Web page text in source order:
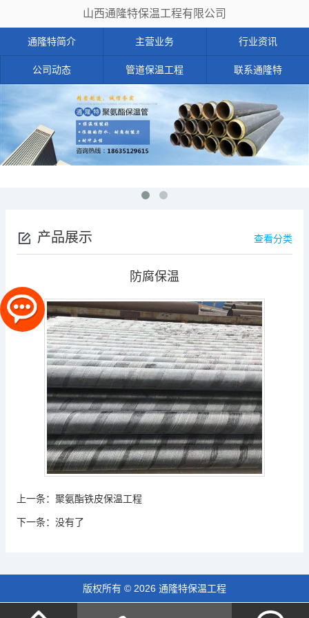
山西通隆特保温工程有限公司
通隆特简介 主营业务 行业资讯
公司动态 管道保温工程 联系通隆特
产品展示 查看分类
防腐保温
上一条： 聚氨酯铁皮保温工程
下一条： 没有了
版权所有 © 2026 通隆特保温工程